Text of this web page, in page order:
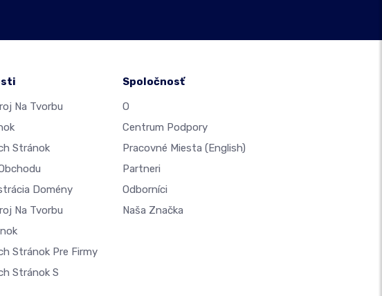
Na Tvorbu
Stránok
Domény
Na Tvorbu
Stránok Pre Firmy
Stránok S
Spoločnosť
O
Centrum Podpory
Pracovné Miesta (English)
Partneri
Odborníci
Naša Značka